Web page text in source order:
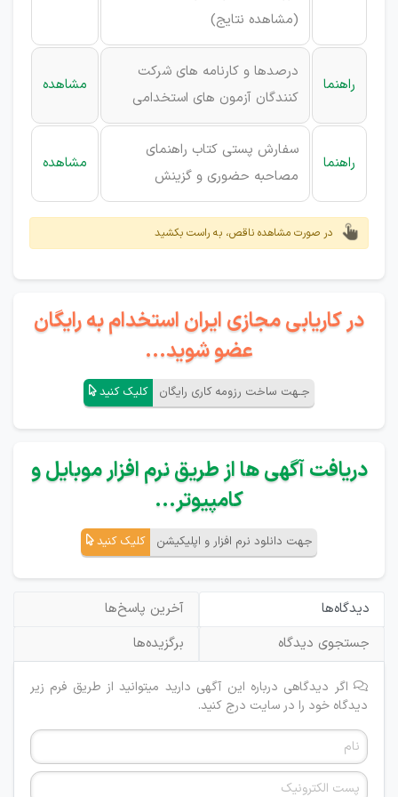
(مشاهده نتایج)
راهنما
درصدها و کارنامه های شرکت
کنندگان آزمون های استخدامی
مشاهده
راهنما
سفارش پستی کتاب راهنمای
مصاحبه حضوری و گزینش
مشاهده
در صورت مشاهده ناقص، به راست بکشید
در کاریابی مجازی ایران استخدام به رایگان
عضو شوید...
جـهت ساخت رزومه کاری رایگان کلیک کنید
دریافت آگهی ها از طریق نرم افزار موبایل و
کامپیوتر...
جهت دانلود نرم افزار و اپلیکیشن کلیک کنید
دیدگاه‌ها
آخرین پاسخ‌ها
جستجوی دیدگاه
برگزیده‌ها
اگر دیدگاهی درباره این آگهی دارید میتوانید از طریق فرم زیر
دیدگاه خود را در سایت درج کنید.